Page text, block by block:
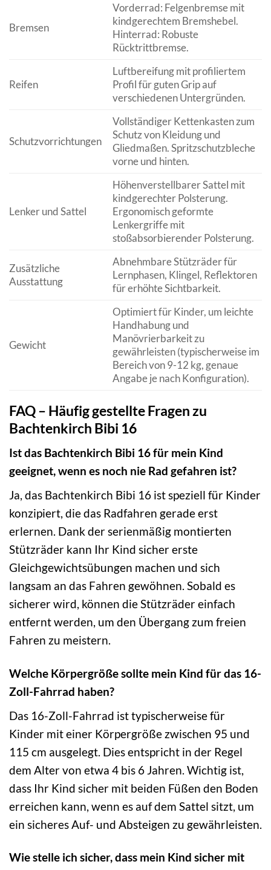
Bremsen
Vorderrad: Felgenbremse mit
kindgerechtem Bremshebel.
Hinterrad: Robuste
Rücktrittbremse.
Reifen
Luftbereifung mit profiliertem
Profil für guten Grip auf
verschiedenen Untergründen.
Schutzvorrichtungen
Vollständiger Kettenkasten zum
Schutz von Kleidung und
Gliedmaßen. Spritzschutzbleche
vorne und hinten.
Lenker und Sattel
Höhenverstellbarer Sattel mit
kindgerechter Polsterung.
Ergonomisch geformte
Lenkergriffe mit
stoßabsorbierender Polsterung.
Zusätzliche
Ausstattung
Abnehmbare Stützräder für
Lernphasen, Klingel, Reflektoren
für erhöhte Sichtbarkeit.
Gewicht
Optimiert für Kinder, um leichte
Handhabung und
Manövrierbarkeit zu
gewährleisten (typischerweise im
Bereich von 9-12 kg, genaue
Angabe je nach Konfiguration).
FAQ – Häufig gestellte Fragen zu
Bachtenkirch Bibi 16
Ist das Bachtenkirch Bibi 16 für mein Kind
geeignet, wenn es noch nie Rad gefahren ist?
Ja, das Bachtenkirch Bibi 16 ist speziell für Kinder
konzipiert, die das Radfahren gerade erst
erlernen. Dank der serienmäßig montierten
Stützräder kann Ihr Kind sicher erste
Gleichgewichtsübungen machen und sich
langsam an das Fahren gewöhnen. Sobald es
sicherer wird, können die Stützräder einfach
entfernt werden, um den Übergang zum freien
Fahren zu meistern.
Welche Körpergröße sollte mein Kind für das 16-
Zoll-Fahrrad haben?
Das 16-Zoll-Fahrrad ist typischerweise für
Kinder mit einer Körpergröße zwischen 95 und
115 cm ausgelegt. Dies entspricht in der Regel
dem Alter von etwa 4 bis 6 Jahren. Wichtig ist,
dass Ihr Kind sicher mit beiden Füßen den Boden
erreichen kann, wenn es auf dem Sattel sitzt, um
ein sicheres Auf- und Absteigen zu gewährleisten.
Wie stelle ich sicher, dass mein Kind sicher mit